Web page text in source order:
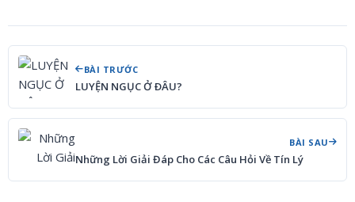
BÀI TRƯỚC
LUYỆN NGỤC Ở ÐÂU?
BÀI SAU
Những Lời Giải Đáp Cho Các Câu Hỏi Về Tín Lý